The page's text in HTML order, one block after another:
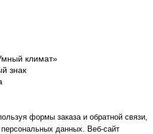
климат»
знак
формы заказа и обратной связи,
данных. Веб-сайт